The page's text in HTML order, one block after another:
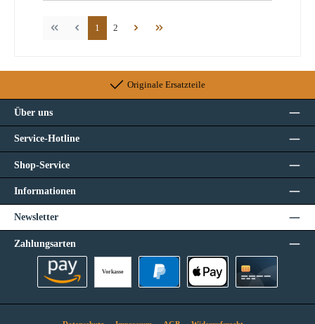
Seite
1 Seite
2
Originale Ersatzteile
Über uns
Service-Hotline
Shop-Service
Informationen
Newsletter
Zahlungsarten
Vorkasse